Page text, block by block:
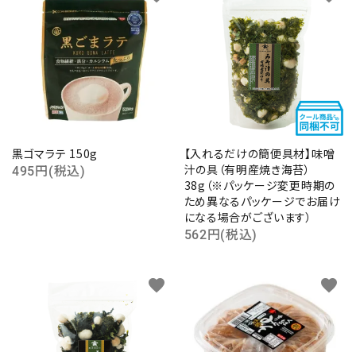
黒ゴマラテ 150g
495円(税込)
【入れるだけの簡便具材】味噌
汁の具（有明産焼き海苔）
38g（※パッケージ変更時期の
ため異なるパッケージでお届け
になる場合がございます）
562円(税込)
favorite favorite